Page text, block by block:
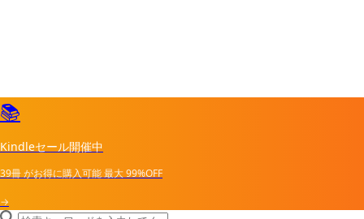
📚
Kindleセール開催中
39冊がお得に購入可能最大99%OFF
→